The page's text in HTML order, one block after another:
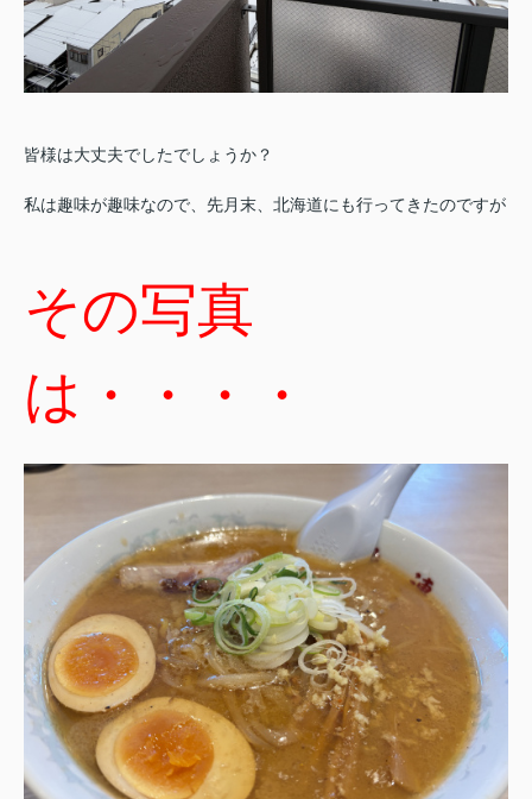
皆様は大丈夫でしたでしょうか？
私は趣味が趣味なので、先月末、北海道にも行ってきたのですが
その写真
は・・・・